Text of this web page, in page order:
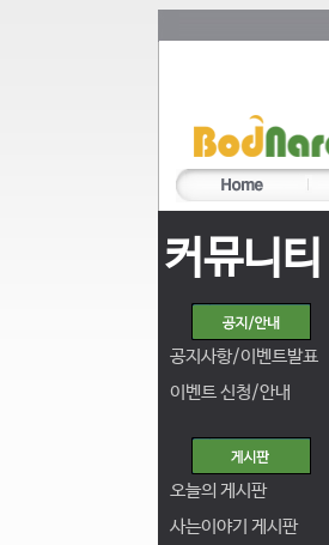
커뮤니티
공지사항/이벤트발표
이벤트 신청/안내
오늘의 게시판
사는이야기 게시판